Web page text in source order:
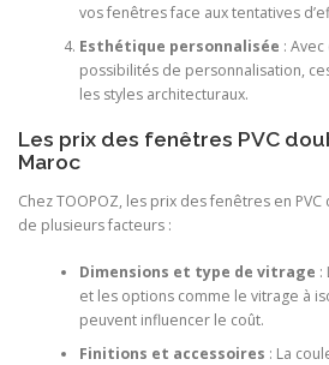
vos fenêtres face aux tentatives
Esthétique personnalisée :
possibilités de personnalisation,
les styles architecturaux.
Les prix des fenêtres PVC
Maroc
Chez TOOPOZ, les prix des fenêtres en
de plusieurs facteurs :
Dimensions et type de vitrage :
et les options comme le vitrage à
peuvent influencer le coût.
Finitions et accessoires : La